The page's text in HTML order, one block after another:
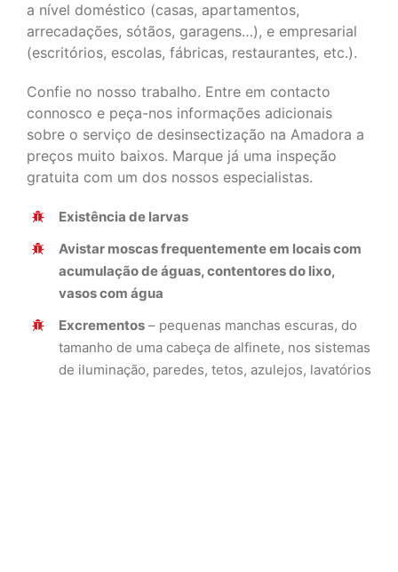
a nível doméstico (casas, apartamentos,
arrecadações, sótãos, garagens…), e empresarial
(escritórios, escolas, fábricas, restaurantes, etc.).
Confie no nosso trabalho. Entre em contacto
connosco e peça-nos informações adicionais
sobre o serviço de desinsectização na Amadora a
preços muito baixos. Marque já uma inspeção
gratuita com um dos nossos especialistas.
Existência de larvas
Avistar moscas frequentemente em locais com
acumulação de águas, contentores do lixo,
vasos com água
Excrementos – pequenas manchas escuras, do
tamanho de uma cabeça de alfinete, nos sistemas
de iluminação, paredes, tetos, azulejos, lavatórios